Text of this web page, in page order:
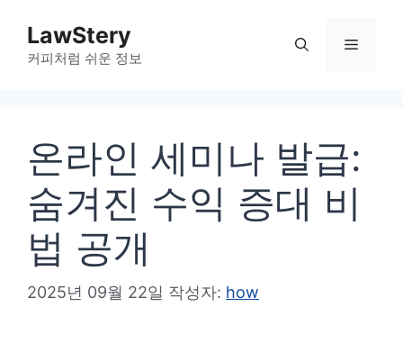
LawStery
커피처럼 쉬운 정보
메
온라인 세미나 발급:
숨겨진 수익 증대 비
법 공개
2025년 09월 22일 작성자: how